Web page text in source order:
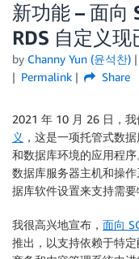
版本
新功能 – 面向
RDS 自定义
by Channy Yun (윤석찬)
Permalink
Share
2021 年 10 月 26 日，我
义 ，这是一项托管式数
和数据库环境的应用程
数据库服务器主机和操
据库软件设置来支持需要
我很高兴地宣布， 面向
推出，以支持依赖于特